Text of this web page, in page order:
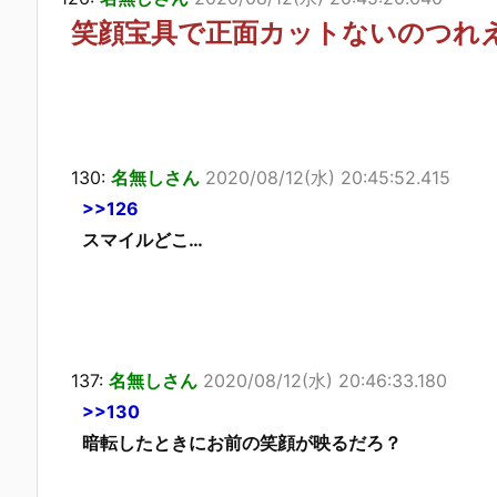
笑顔宝具で正面カットないのつれ
130: 名無しさん 2020/08/12(水) 20:45:52.415
>>126
スマイルどこ…
137: 名無しさん 2020/08/12(水) 20:46:33.180
>>130
暗転したときにお前の笑顔が映るだろ？